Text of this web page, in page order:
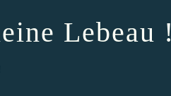
Lebeau !